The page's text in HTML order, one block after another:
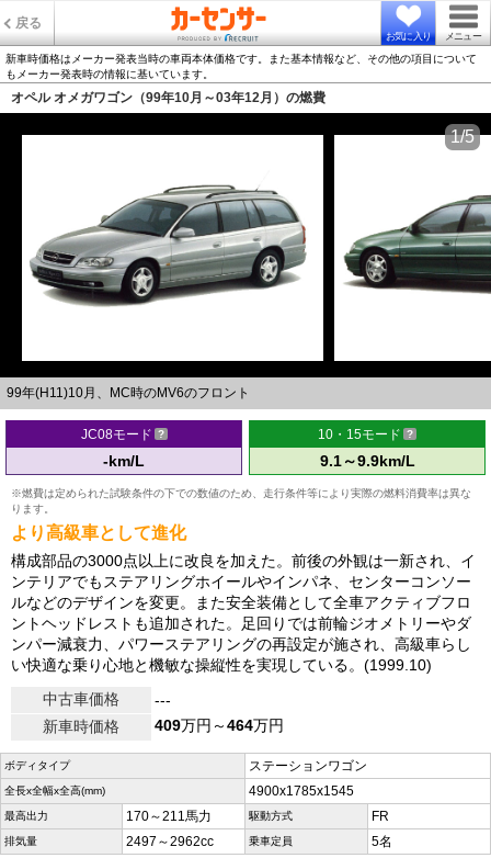
戻る
お気に入り メニュー
新車時価格はメーカー発表当時の車両本体価格です。また基本情報など、その他の項目について
もメーカー発表時の情報に基いています。
オペル オメガワゴン（99年10月～03年12月）の燃費
99年(H11)10月、MC時のMV6のフロント
1/5
JC08モード
-km/L
10・15モード
9.1～9.9km/L
※燃費は定められた試験条件の下での数値のため、走行条件等により実際の燃料消費率は異な
ります。
より高級車として進化
構成部品の3000点以上に改良を加えた。前後の外観は一新され、イ
ンテリアでもステアリングホイールやインパネ、センターコンソー
ルなどのデザインを変更。また安全装備として全車アクティブフロ
ントヘッドレストも追加された。足回りでは前輪ジオメトリーやダ
ンパー減衰力、パワーステアリングの再設定が施され、高級車らし
い快適な乗り心地と機敏な操縦性を実現している。(1999.10)
中古車価格
---
新車時価格
409万円～464万円
ボディタイプ ステーションワゴン
全長x全幅x全高(mm) 4900x1785x1545
最高出力 170～211馬力 駆動方式 FR
排気量 2497～2962cc 乗車定員 5名